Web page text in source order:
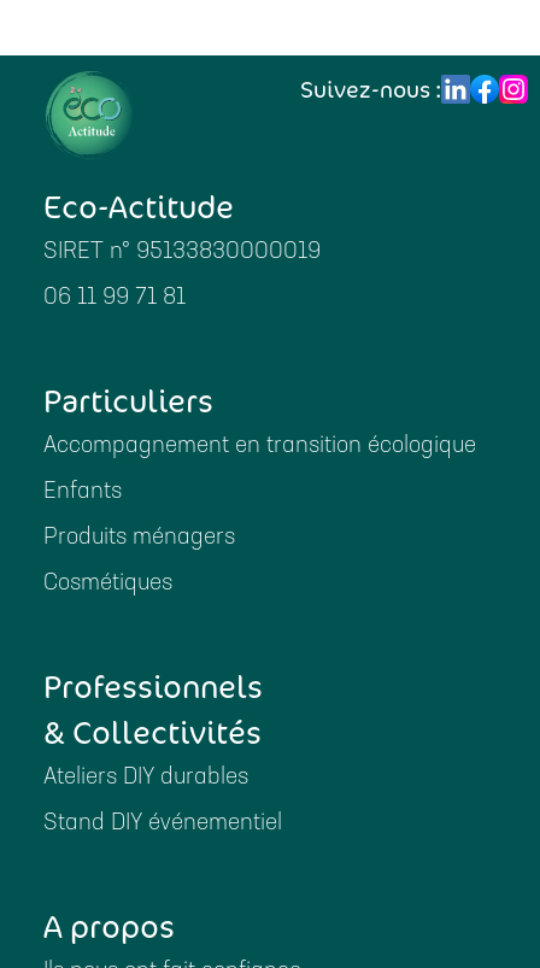
Eco-Actitude
SIRET n° 95133830000019
06 11 99 71 81
Particuliers
Accompagnement en transition écologique
Enfants
Produits ménagers
Cosmétiques
Professionnels
& Collectivités
Ateliers DIY durables
Stand DIY événementiel
A propos
Suivez-nous :